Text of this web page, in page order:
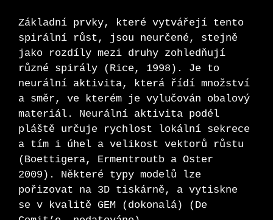
Základní prvky, které vytvářejí tento
spirální růst, jsou neurčené, stejně
jako rozdíly mezi druhy zohledňují
různé spirály (Rice, 1998). Je to
neurální aktivita, která řídí množství
a směr, ve kterém je vylučován obalový
materiál. Neurální aktivita podél
pláště určuje rychlost lokální sekrece
a tím i úhel a velikost vektorů růstu
(Boettigera, Ermentroutb a Oster
2009). Některé typy modelů lze
pořizovat na 3D tiskárně, a vytiskne
se v kvalitě GEM (dokonalá) (De